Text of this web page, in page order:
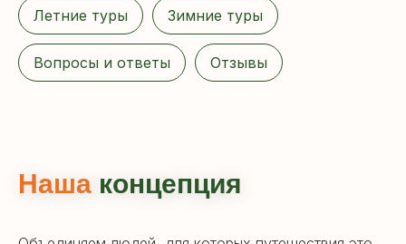
Летние туры Зимние туры
Вопросы и ответы Отзывы
Наша концепция